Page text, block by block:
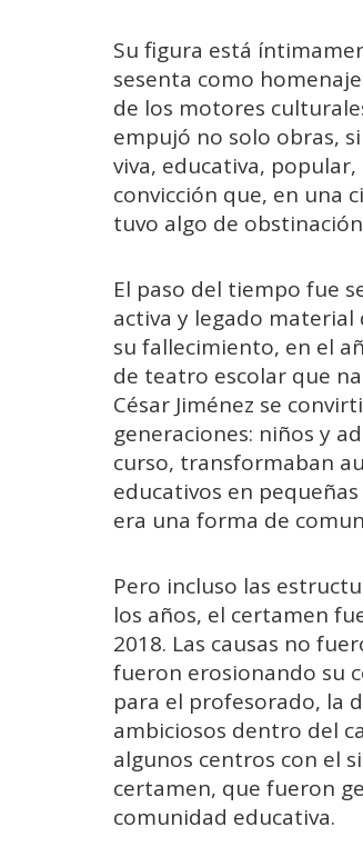
Su figura está
sesenta como
de los motores
empujó no solo obras,
viva, educativa,
convicción que, en una
tuvo algo de
El paso del tiempo fue
activa y legado
su fallecimiento, en el
de teatro escolar que
César Jiménez se
generaciones: niños y
curso, transformaban
educativos en
era una forma de
Pero incluso las
los años, el certamen
2018. Las causas no
fueron erosionando su
para el profesorado, la
ambiciosos dentro del
algunos centros con el
certamen, que fueron
comunidad educativa.